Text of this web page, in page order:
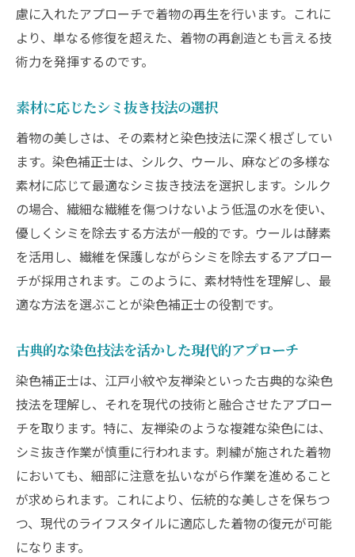
着物の美を守る染色補正士シミ抜きの秘密
染色補正士が使用する特別な道具と材料
シミ抜きに潜む着物の素材の科学
染色補正士の経験が導くシミ抜きの成功例
着物の美を保つための最適なメンテナンス
法
染色補正士が教えるシミ抜きの予防策
染色補正士による着物シミ抜きで美しさが甦る
甦る美しさ：染色補正士のビフォーアフタ
ー事例
着物の美を取り戻すためのプロセス
染色補正士がシミ抜きを通じて伝える美の
本質
昔の着物が新たに輝く瞬間
染色補正士の技で未来へ繋ぐ着物の美
伝統文化を未来へ着物シミ抜きの染色補正士
染色補正士の役割：伝統と未来を繋ぐ橋渡
し
着物シミ抜きを通じた文化継承の重要性
慮に入れたアプローチで着物の再生を行います。これに
より、単なる修復を超えた、着物の再創造とも言える技
術力を発揮するのです。
素材に応じたシミ抜き技法の選択
着物の美しさは、その素材と染色技法に深く根ざしてい
ます。染色補正士は、シルク、ウール、麻などの多様な
素材に応じて最適なシミ抜き技法を選択します。シルク
の場合、繊細な繊維を傷つけないよう低温の水を使い、
優しくシミを除去する方法が一般的です。ウールは酵素
を活用し、繊維を保護しながらシミを除去するアプロー
チが採用されます。このように、素材特性を理解し、最
適な方法を選ぶことが染色補正士の役割です。
古典的な染色技法を活かした現代的アプローチ
染色補正士は、江戸小紋や友禅染といった古典的な染色
技法を理解し、それを現代の技術と融合させたアプロー
チを取ります。特に、友禅染のような複雑な染色には、
シミ抜き作業が慎重に行われます。刺繍が施された着物
においても、細部に注意を払いながら作業を進めること
が求められます。これにより、伝統的な美しさを保ちつ
つ、現代のライフスタイルに適応した着物の復元が可能
になります。